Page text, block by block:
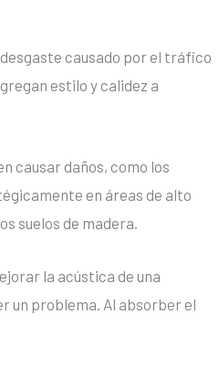
causado por el tráfico
estilo y calidez a
causar daños, como los
en áreas de alto
suelos de madera.
la acústica de una
un problema. Al absorber el